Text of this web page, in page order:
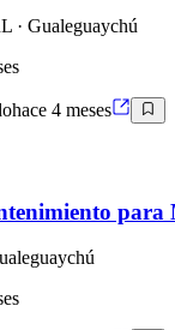
· Gualeguaychú
hace 4 meses
para